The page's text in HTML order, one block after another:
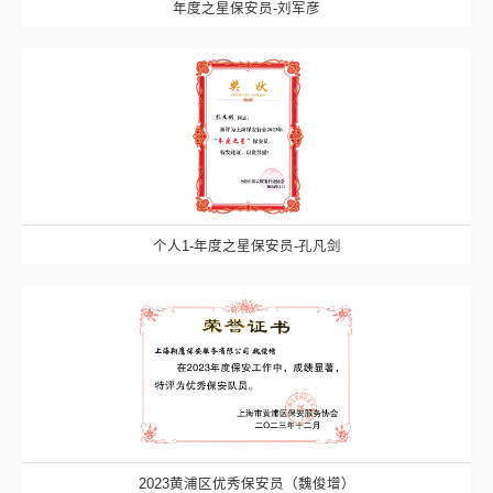
年度之星保安员-刘军彦
个人1-年度之星保安员-孔凡剑
2023黄浦区优秀保安员（魏俊增）